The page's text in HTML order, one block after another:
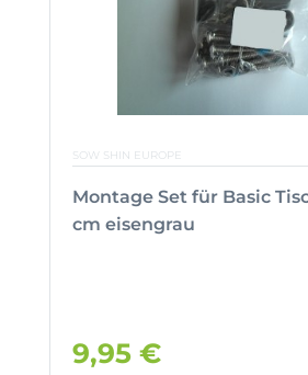
SOW SHIN EUROPE
Montage Set für Basic
cm eisengrau
9,95 €